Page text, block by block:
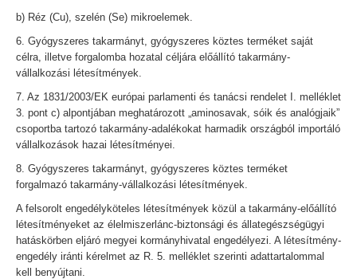
b) Réz (Cu), szelén (Se) mikroelemek.
6. Gyógyszeres takarmányt, gyógyszeres köztes terméket saját
célra, illetve forgalomba hozatal céljára előállító takarmány-
vállalkozási létesítmények.
7. Az 1831/2003/EK európai parlamenti és tanácsi rendelet I. melléklet
3. pont c) alpontjában meghatározott „aminosavak, sóik és analógjaik”
csoportba tartozó takarmány-adalékokat harmadik országból importáló
vállalkozások hazai létesítményei.
8. Gyógyszeres takarmányt, gyógyszeres köztes terméket
forgalmazó takarmány-vállalkozási létesítmények.
A felsorolt engedélyköteles létesítmények közül a takarmány-előállító
létesítményeket az élelmiszerlánc-biztonsági és állategészségügyi
hatáskörben eljáró megyei kormányhivatal engedélyezi. A létesítmény-
engedély iránti kérelmet az R. 5. melléklet szerinti adattartalommal
kell benyújtani.